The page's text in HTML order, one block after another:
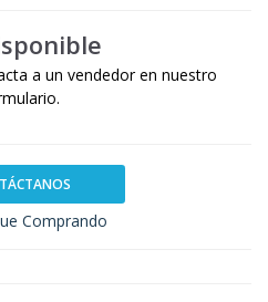
a un vendedor en nuestro
Comprando